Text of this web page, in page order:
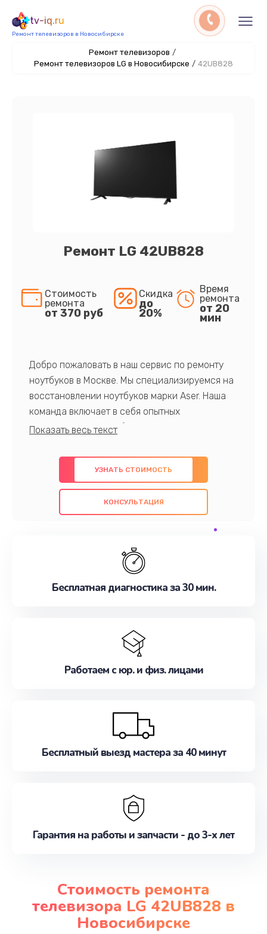
tv-iq.ru
Ремонт телевизоров в Новосибирске
Ремонт телевизоров /
Ремонт телевизоров LG в Новосибирске / 42UB828
Ремонт LG 42UB828
Стоимость
ремонта
от 370 руб
Скидка
до
20%
Время
ремонта
от 20
мин
Добро пожаловать в наш сервис по ремонту
ноутбуков в Москве. Мы специализируемся на
восстановлении ноутбуков марки Aser. Наша
команда включает в себя опытных
профессионалов с обширными знаниями и
предлагаем быстрый и качественный ремонт с
использованием оригинальных компонентов, а
также гарантируем качество всех
проведенных работ. Наша цель - предоставить
наилучшим образом. Не медлите записаться на
УЗНАТЬ СТОИМОСТЬ
КОНСУЛЬТАЦИЯ
Бесплатная диагностика за 30 мин.
Работаем с юр. и физ. лицами
Бесплатный выезд мастера за 40 минут
Гарантия на работы и запчасти - до 3-х лет
Стоимость ремонта
телевизора LG 42UB828 в
Новосибирске